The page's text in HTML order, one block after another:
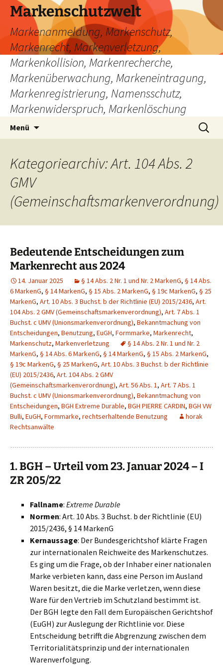
Zum
Inhalt
springen
Markenschutzwelt
Markenanmeldung, Markenschutz,
Markenrecht, Markenverletzung,
Markenkollision, Markenrecherche,
Markenüberwachung, Markeneintragung,
Markenregistrierung, Namensschutz,
Markenwiderspruch, Markenlöschung
Menü
Suchen
nach:
Kategoriearchiv: Art. 104 Abs. 2
GMV
(Gemeinschaftsmarkenverordnung)
Bedeutende Entscheidungen zum
Markenrecht aus 2024
14. Januar 2025 § 14 Abs. 2 Nr. 1 und Nr. 2 MarkenG, § 14 Abs.
6 MarkenG, § 14 MarkenG, § 15 Abs. 2 MarkenG, § 19c MarkenG, § 25
MarkenG, Art. 10 Abs. 3 Buchst. b der Richtlinie (EU) 2015/2436, Art.
104 Abs. 2 GMV (Gemeinschaftsmarkenverordnung), Art. 7 Abs. 1
Buchst. c UMV (Unionsmarkenverordnung), Bekanntmachung von
Entscheidungen, Benutzung, EuGH, Formmarke, Markenrecht,
Markenschutz, Markenverletzung
§ 14 Abs. 2 Nr. 1 und Nr. 2
MarkenG, § 14 Abs. 6 MarkenG, § 14 MarkenG, § 15 Abs. 2 MarkenG,
§ 19c MarkenG, § 25 MarkenG, Art. 10 Abs. 3 Buchst. b der Richtlinie
(EU) 2015/2436, Art. 104 Abs. 2 GMV
(Gemeinschaftsmarkenverordnung), Art. 56 Abs. 1, Art. 7 Abs. 1
Buchst. c UMV (Unionsmarkenverordnung), Bekanntmachung von
Entscheidungen, BGH Extreme Durable, BGH PIERRE CARDIN, BGH VW
Bulli, EuGH, Formmarke, rechtserhaltende Benutzung
horak
Rechtsanwälte
1. BGH – Urteil vom 23. Januar 2024 – I
ZR 205/22
Fallname: Extreme Durable
Normen: Art. 10 Abs. 3 Buchst. b der Richtlinie (EU)
2015/2436, § 14 MarkenG
Kernaussage: Der Bundesgerichtshof klärte Fragen
zur internationalen Reichweite des Markenschutzes.
Es ging um die Frage, ob der Inhaber einer nationalen
Marke verbieten kann, dass eine Person im Ausland
Waren besitzt, die die Marke verletzen, wenn diese
Ware für den Vertrieb im Schutzland bestimmt ist.
Der BGH legte den Fall dem Europäischen Gerichtshof
(EuGH) zur Auslegung der Richtlinie vor. Diese
Entscheidung betrifft die Abgrenzung zwischen dem
Territorialitätsprinzip und der internationalen
Warenverfolgung.